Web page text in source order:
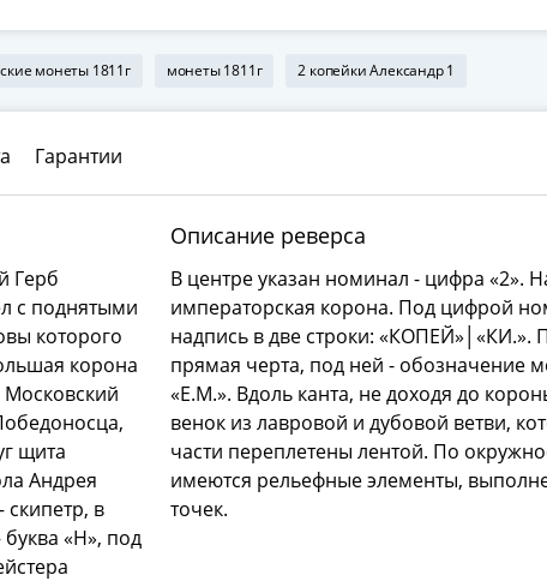
монеты 1811г монеты 1811г 2 копейки Александр 1
Гарантии
Герб
с поднятыми
которого
корона
щита
Андрея
в
«Н», под
Описание реверса
В центре указан номинал - цифра «2».
императорская корона. Под цифрой
надпись в две строки: «КОПЕЙ»│«КИ.».
прямая черта, под ней - обозначение
«Е.М.». Вдоль канта, не доходя до
венок из лавровой и дубовой ветви,
части переплетены лентой. По
имеются рельефные элементы,
точек.